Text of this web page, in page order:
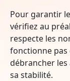
Pour garantir
vérifiez au
respecte les
fonctionne pas
débrancher
sa stabilité.